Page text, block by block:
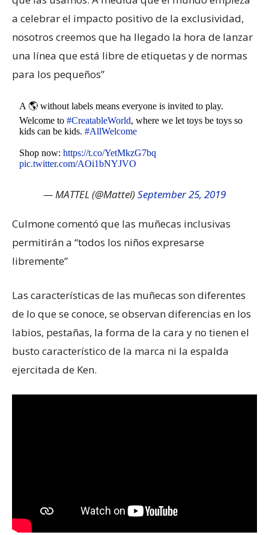
a celebrar el impacto positivo de la exclusividad,
nosotros creemos que ha llegado la hora de lanzar
una línea que está libre de etiquetas y de normas
para los pequeños”
A 🌎 without labels means everyone is invited to play.
Welcome to#CreatableWorld, where we let toys be toys so
kids can be kids.#AllWelcome
Shop now:https://t.co/YetMkzG7bq
pic.twitter.com/AOi1bNYJVO
— MATTEL (@Mattel)September 25, 2019
Culmone comentó que las muñecas inclusivas
permitirán a “todos los niños expresarse
libremente”
Las características de las muñecas son diferentes
de lo que se conoce, se observan diferencias en los
labios, pestañas, la forma de la cara y no tienen el
busto característico de la marca ni la espalda
ejercitada de Ken.